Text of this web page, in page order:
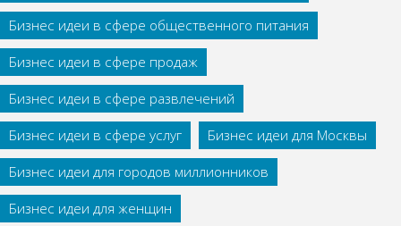
Бизнес идеи в сфере общественного питания
Бизнес идеи в сфере продаж
Бизнес идеи в сфере развлечений
Бизнес идеи в сфере услуг
Бизнес идеи для Москвы
Бизнес идеи для городов миллионников
Бизнес идеи для женщин